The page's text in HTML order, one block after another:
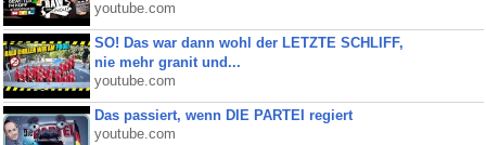
youtube.com
SO! Das war dann wohl der LETZTE SCHLIFF,
nie mehr granit und...
youtube.com
Das passiert, wenn DIE PARTEI regiert
youtube.com